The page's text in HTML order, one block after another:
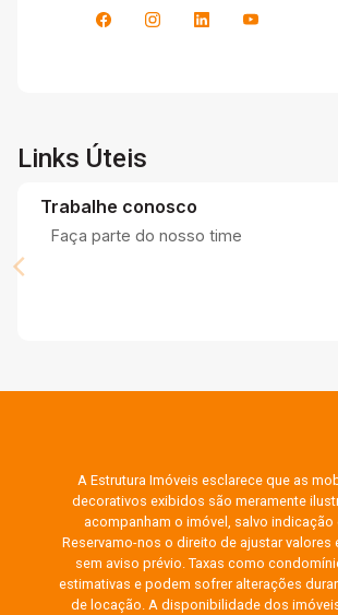
Links Úteis
Trabalhe conosco
Faça parte do nosso time
A Estrutura Imóveis esclarece que as
decorativos exibidos são meramente
acompanham o imóvel, salvo indicação
Reservamo-nos o direito de ajustar valores
sem aviso prévio. Taxas como
estimativas e podem sofrer alterações
de locação. A disponibilidade dos